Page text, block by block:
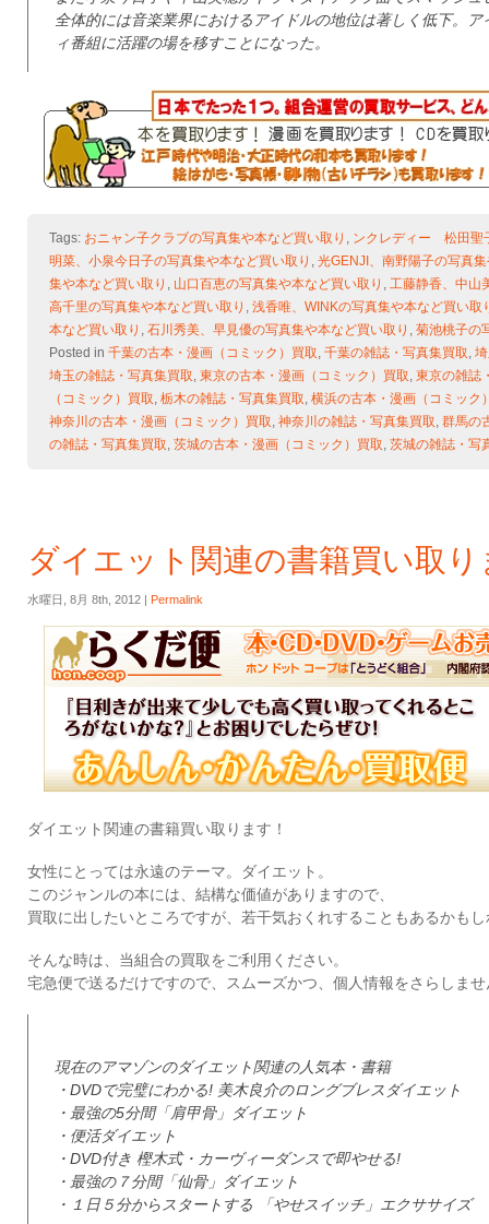
全体的には音楽業界におけるアイドルの地位は著しく低下。
ィ番組に活躍の場を移すことになった。
Tags: おニャン子クラブの写真集や本など買い取り , ンクレディー 松田聖
明菜、小泉今日子の写真集や本など買い取り , 光GENJI、南野陽子の写真
集や本など買い取り , 山口百恵の写真集や本など買い取り , 工藤静香、中山
高千里の写真集や本など買い取り , 浅香唯、WINKの写真集や本など買い取
本など買い取り , 石川秀美、早見優の写真集や本など買い取り , 菊池桃子の
Posted in 千葉の古本・漫画（コミック）買取, 千葉の雑誌・写真集買取,
埼玉の雑誌・写真集買取, 東京の古本・漫画（コミック）買取, 東京の雑誌
（コミック）買取, 栃木の雑誌・写真集買取, 横浜の古本・漫画（コミック
神奈川の古本・漫画（コミック）買取, 神奈川の雑誌・写真集買取, 群馬の
の雑誌・写真集買取, 茨城の古本・漫画（コミック）買取, 茨城の雑誌・写
ダイエット関連の書籍買い取り
水曜日, 8月 8th, 2012 | Permalink
ダイエット関連の書籍買い取ります！
女性にとっては永遠のテーマ。ダイエット。
このジャンルの本には、結構な価値がありますので、
買取に出したいところですが、若干気おくれすることもあるかも
そんな時は、当組合の買取をご利用ください。
宅急便で送るだけですので、スムーズかつ、個人情報をさらしませ
現在のアマゾンのダイエット関連の人気本・書籍
・DVDで完璧にわかる! 美木良介のロングブレスダイエット
・最強の5分間「肩甲骨」ダイエット
・便活ダイエット
・DVD付き 樫木式・カーヴィーダンスで即やせる!
・最強の７分間「仙骨」ダイエット
・１日５分からスタートする 「やせスイッチ」エクササイズ